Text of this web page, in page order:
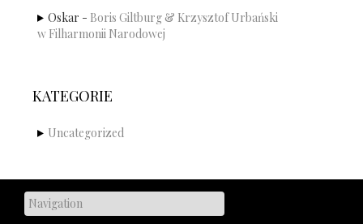
Oskar - Boris Giltburg & Krzysztof Urbański
w Filharmonii Narodowej
KATEGORIE
Uncategorized